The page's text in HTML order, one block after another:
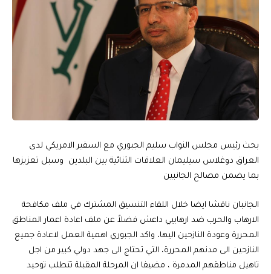
بحث رئيس مجلس النواب سليم الجبوري مع السفير الامريكي لدى
العراق دوغلاس سيليمان العلاقات الثنائية بين البلدين وسبل تعزيزها
بما يضمن مصالح الجانبين
الجانبان ناقشا ايضا خلال اللقاء التنسيق المشترك في ملف مكافحة
الارهاب والحرب ضد ارهابيي داعش فضلاً عن ملف اعادة اعمار المناطق
المحررة وعودة النازحين اليها، واكد الجبوري اهمية العمل لاعادة جميع
النازحين الى مدنهم المحررة، التي تحتاج الى جهد دولي كبير من اجل
تاهيل مناطقهم المدمرة ، مضيفا ان المرحلة المقبلة تتطلب توحيد